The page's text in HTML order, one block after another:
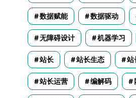
数据赋能 数据驱动
无障碍设计 机器学习
站长 站长生态 站
站长运营 编解码